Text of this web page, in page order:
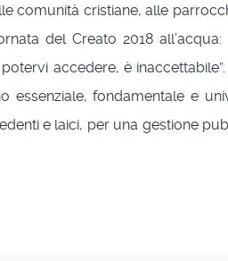
comunità cristiane, alle
del Creato 2018
accedere, è
essenziale, fondamentale e
e laici, per una gestione